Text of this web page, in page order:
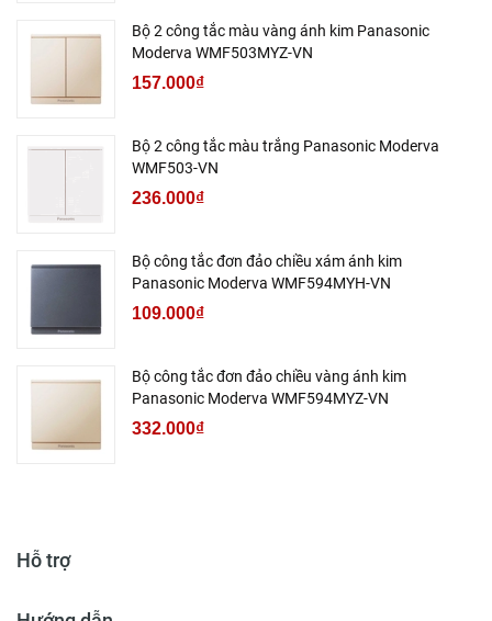
Bộ 2 công tắc màu vàng ánh kim Panasonic
Moderva WMF503MYZ-VN
157.000₫
Bộ 2 công tắc màu trắng Panasonic Moderva
WMF503-VN
236.000₫
Bộ công tắc đơn đảo chiều xám ánh kim
Panasonic Moderva WMF594MYH-VN
109.000₫
Bộ công tắc đơn đảo chiều vàng ánh kim
Panasonic Moderva WMF594MYZ-VN
332.000₫
Hỗ trợ